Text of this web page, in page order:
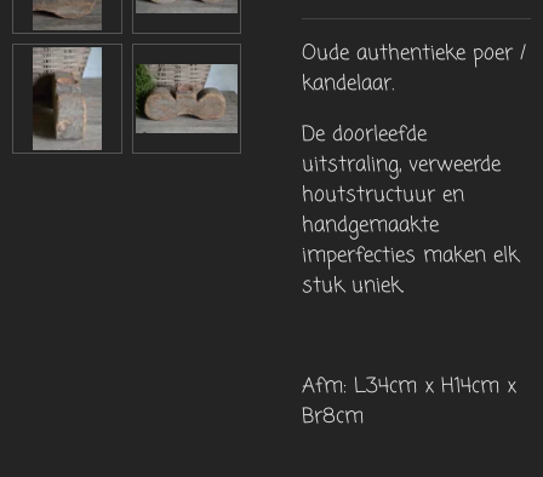
Oude authentieke poer /
kandelaar.
De doorleefde
uitstraling, verweerde
houtstructuur en
handgemaakte
imperfecties maken elk
stuk uniek.
Afm: L34cm x H14cm x
Br8cm